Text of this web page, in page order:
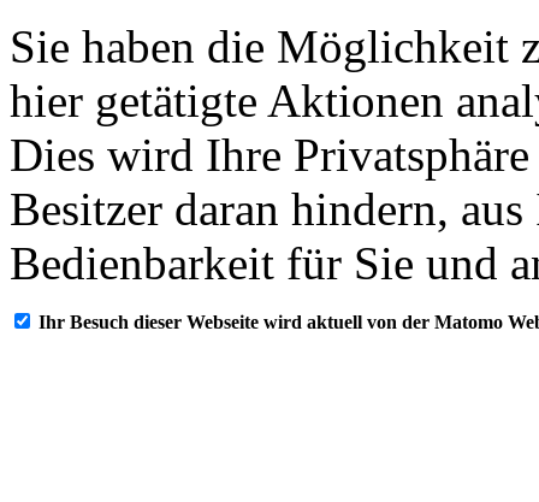
Sie haben die Möglichkeit
hier getätigte Aktionen
Dies wird Ihre
Besitzer daran hindern,
Bedienbarkeit für Sie und
Ihr Besuch dieser Webseite wird aktuell von der Matomo